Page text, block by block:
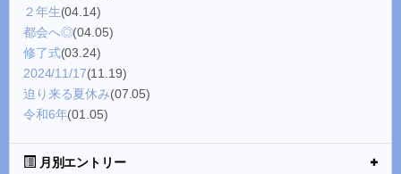
２年生(04.14)
都会へ◎(04.05)
修了式(03.24)
2024/11/17(11.19)
迫り来る夏休み(07.05)
令和6年(01.05)
月別エントリー